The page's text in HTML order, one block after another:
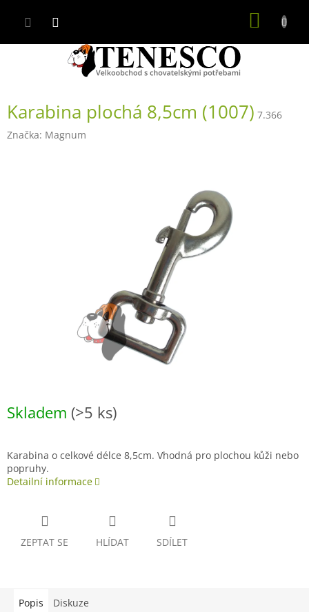
Karabina plochá 8,5cm (1007) 7.366
Značka: Magnum
Skladem (>5 ks)
Karabina o celkové délce 8,5cm. Vhodná pro plochou kůži nebo
popruhy.
Detailní informace
ZEPTAT SE HLÍDAT SDÍLET
Popis Diskuze